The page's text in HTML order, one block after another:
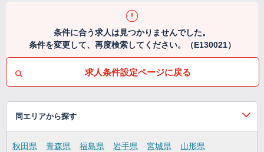
条件に合う求人は見つかりませんでした。
条件を変更して、再度検索してください。（E130021）
求人条件設定ページに戻る
同エリアから探す
秋田県 青森県 福島県 岩手県 宮城県 山形県